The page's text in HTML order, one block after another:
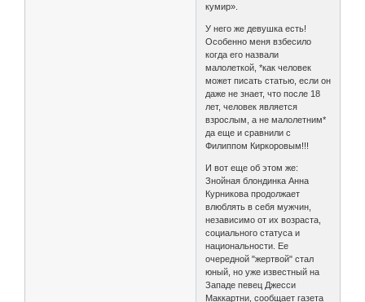
кумир».
У него же девушка есть!
Особенно меня взбесило
когда его назвали
малолеткой, *как человек
может писать статью, если он
даже не знает, что после 18
лет, человек является
взрослым, а не малолетним*
да еще и сравнили с
Филиппом Киркоровым!!!
И вот еще об этом же:
Знойная блондинка Анна
Курникова продолжает
влюблять в себя мужчин,
независимо от их возраста,
социального статуса и
национальности. Ее
очередной "жертвой" стал
юный, но уже известный на
Западе певец Джесси
Маккартни, сообщает газета